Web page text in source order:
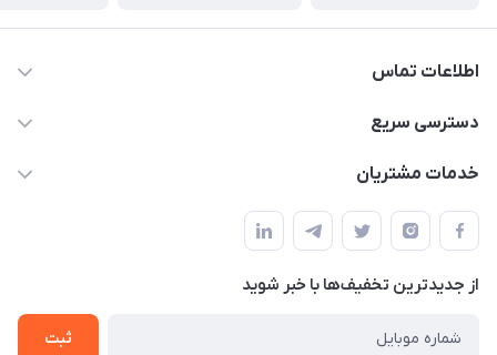
اطلاعات تماس
09034287359
دسترسی سریع
حساب کاربری
لیست محصولات
درباره ما
خدمات مشتریان
قوانین و مقررات
حریم خصوصی
راهنما
از جدید‌ترین تخفیف‌ها با‌ خبر شوید
ثبت